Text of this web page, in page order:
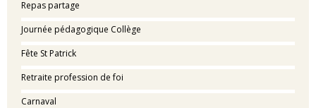
Repas partage
Journée pédagogique Collège
Fête St Patrick
Retraite profession de foi
Carnaval